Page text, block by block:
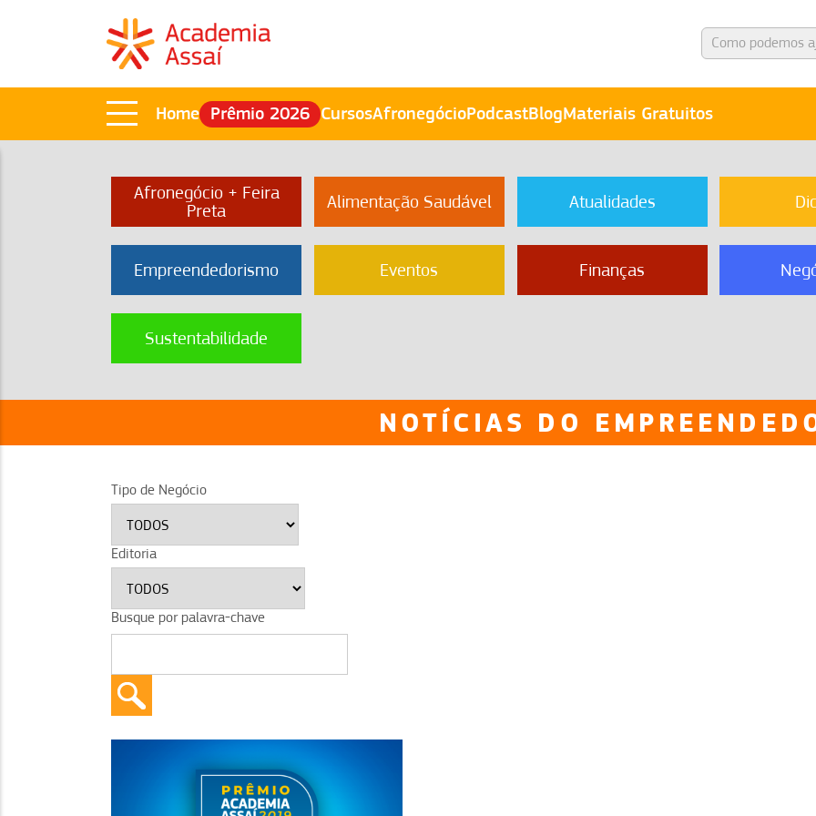
Home Prêmio 2026 CursosAfronegócioPodcastBlogMateriais Gratuitos
Afronegócio + Feira
Preta
Alimentação Saudável Atualidades
Empreendedorismo Eventos Finanças
Sustentabilidade
NOTÍCIAS DO
Tipo de Negócio
Editoria
Busque por palavra-chave